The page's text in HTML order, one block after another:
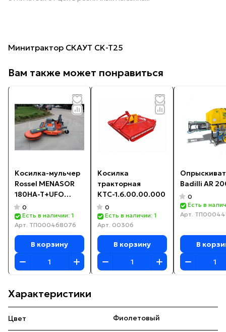
Минитрактор СКАУТ CK-T25
Вам также может понравиться
Косилка-мульчер
Rossel MENASOR
180HA-T+UFO
(китайский насос)
0
Есть в наличии: 1
Арт. ТП000468076
В корзину
Косилка
тракторная
КТС-1.6.00.00.000
0
Есть в наличии: 1
Арт. 00306
В корзину
Badilli AR
0
Есть в
Арт.
В
Характеристики
Цвет Фиолетовый